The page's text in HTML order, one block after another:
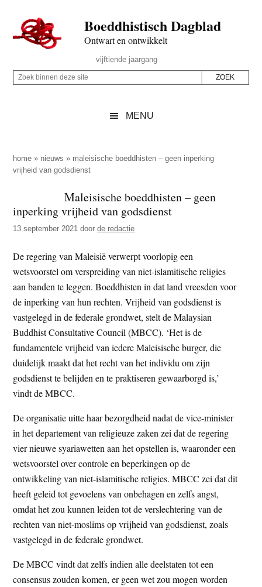
naar
de
inhoud
secondary
naar
de
sidebar
naar
de
Boeddhistisch Dagblad
Ontwart en ontwikkelt
Rechts
vijftiende jaargang
Z
p
d
z
e
i
t
e
Z
i
n
n
d
z
e
s
i
t
e
MENU
home » nieuws » maleisische boeddhisten – geen inperking
vrijheid van godsdienst
Maleisische boeddhisten – geen
inperking vrijheid van godsdienst
13 september 2021 doorde redactie
De regering van Maleisië verwerpt voorlopig een
wetsvoorstel om verspreiding van niet-islamitische religies
aan banden te leggen. Boeddhisten in dat land vreesden voor
de inperking van hun rechten. Vrijheid van godsdienst is
vastgelegd in de federale grondwet, stelt de Malaysian
Buddhist Consultative Council (MBCC). ‘Het is de
fundamentele vrijheid van iedere Maleisische burger, die
duidelijk maakt dat het recht van het individu om zijn
godsdienst te belijden en te praktiseren gewaarborgd is,’
vindt de MBCC.
De organisatie uitte haar bezorgdheid nadat de vice-minister
in het departement van religieuze zaken zei dat de regering
vier nieuwe syariawetten aan het opstellen is, waaronder een
wetsvoorstel over controle en beperkingen op de
ontwikkeling van niet-islamitische religies. MBCC zei dat dit
heeft geleid tot gevoelens van onbehagen en zelfs angst,
omdat het zou kunnen leiden tot de verslechtering van de
rechten van niet-moslims op vrijheid van godsdienst, zoals
vastgelegd in de federale grondwet.
De MBCC vindt dat zelfs indien alle deelstaten tot een
consensus zouden komen, er geen wet zou mogen worden